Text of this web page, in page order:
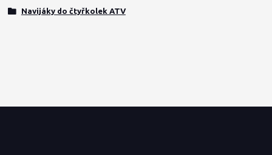
Navijáky do čtyřkolek ATV